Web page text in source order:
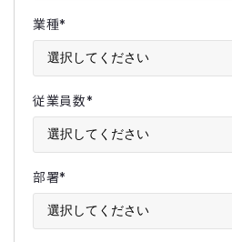
業種*
従業員数*
部署*